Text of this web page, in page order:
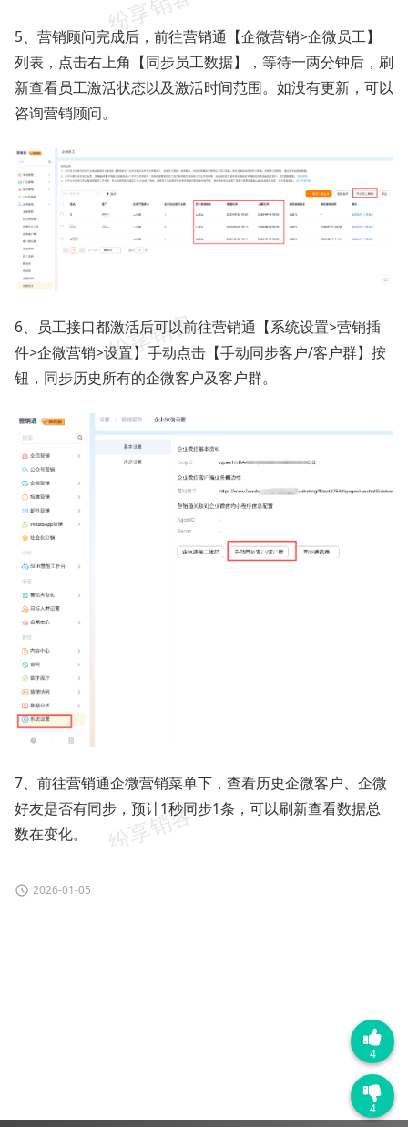
5、营销顾问完成后，前往营销通【企微营销>企微员工】
列表，点击右上角【同步员工数据】，等待一两分钟后，刷
新查看员工激活状态以及激活时间范围。如没有更新，可以
咨询营销顾问。
6、员工接口都激活后可以前往营销通【系统设置>营销插
件>企微营销>设置】手动点击【手动同步客户/客户群】按
钮，同步历史所有的企微客户及客户群。
7、前往营销通企微营销菜单下，查看历史企微客户、企微
好友是否有同步，预计1秒同步1条，可以刷新查看数据总
数在变化。
2026-01-05
4
4